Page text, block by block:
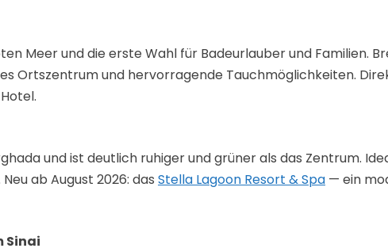
Meer und die erste Wahl für Badeurlauber und Familien.
Ortszentrum und hervorragende Tauchmöglichkeiten.
und ist deutlich ruhiger und grüner als das Zentrum.
ab August 2026: das Stella Lagoon Resort & Spa — ein
Sinai